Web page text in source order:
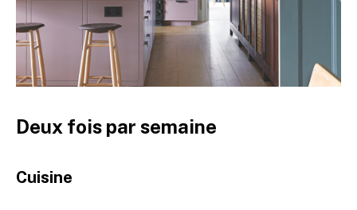
Deux fois par semaine
Cuisine